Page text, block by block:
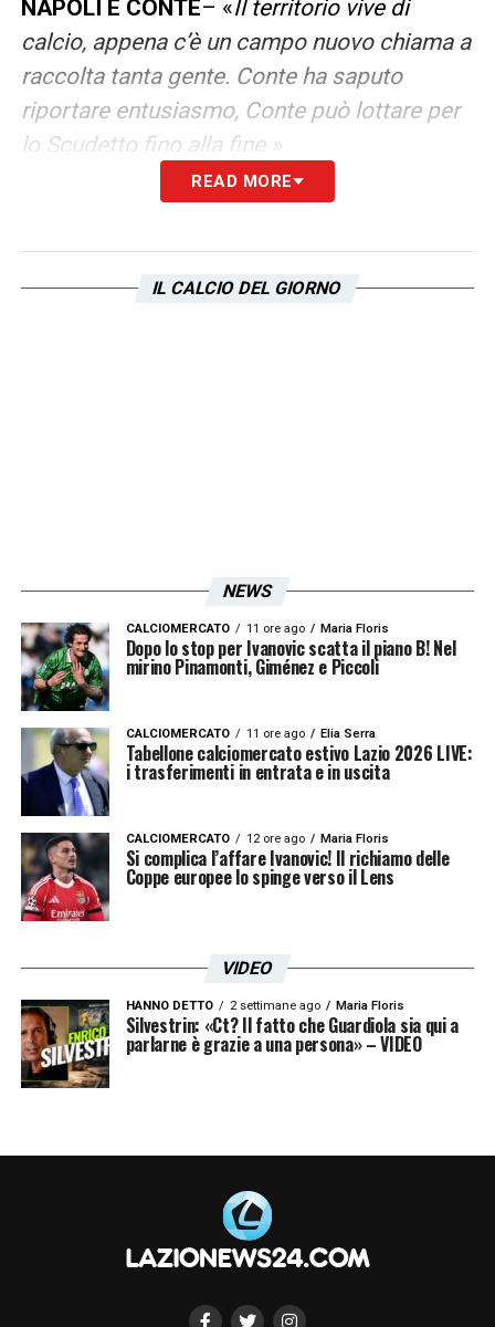
NAPOLI E CONTE– «Il territorio vive di
calcio, appena c’è un campo nuovo chiama a
raccolta tanta gente. Conte ha saputo
riportare entusiasmo, Conte può lottare per
lo Scudetto fino alla fine »
Sta facendo divertire, sta giocando
grandi cose, specie in Europa »
nella modalità giocatore. Ne parlavo con
Joao Mario la settimana scorsa, però i
grandi allenatori sono quasi tutti
centrocampisti… Ancelotti, Conte, Guardiola,
tutti tranne Inzaghi »
LA PLAYLIST DELLE NOSTRE TOP NEWS
READ MORE
IL CALCIO DEL GIORNO
NEWS
CALCIOMERCATO 11 ore ago Maria Floris
Dopo lo stop per Ivanovic scatta il piano B! Nel
mirino Pinamonti, Giménez e Piccoli
CALCIOMERCATO 11 ore ago Elia Serra
Tabellone calciomercato estivo Lazio 2026 LIVE:
i trasferimenti in entrata e in uscita
CALCIOMERCATO 12 ore ago Maria Floris
Si complica l’affare Ivanovic! Il richiamo delle
Coppe europee lo spinge verso il Lens
VIDEO
HANNO DETTO 2 settimane ago Maria Floris
Silvestrin: «Ct? Il fatto che Guardiola sia qui a
parlarne è grazie a una persona» – VIDEO